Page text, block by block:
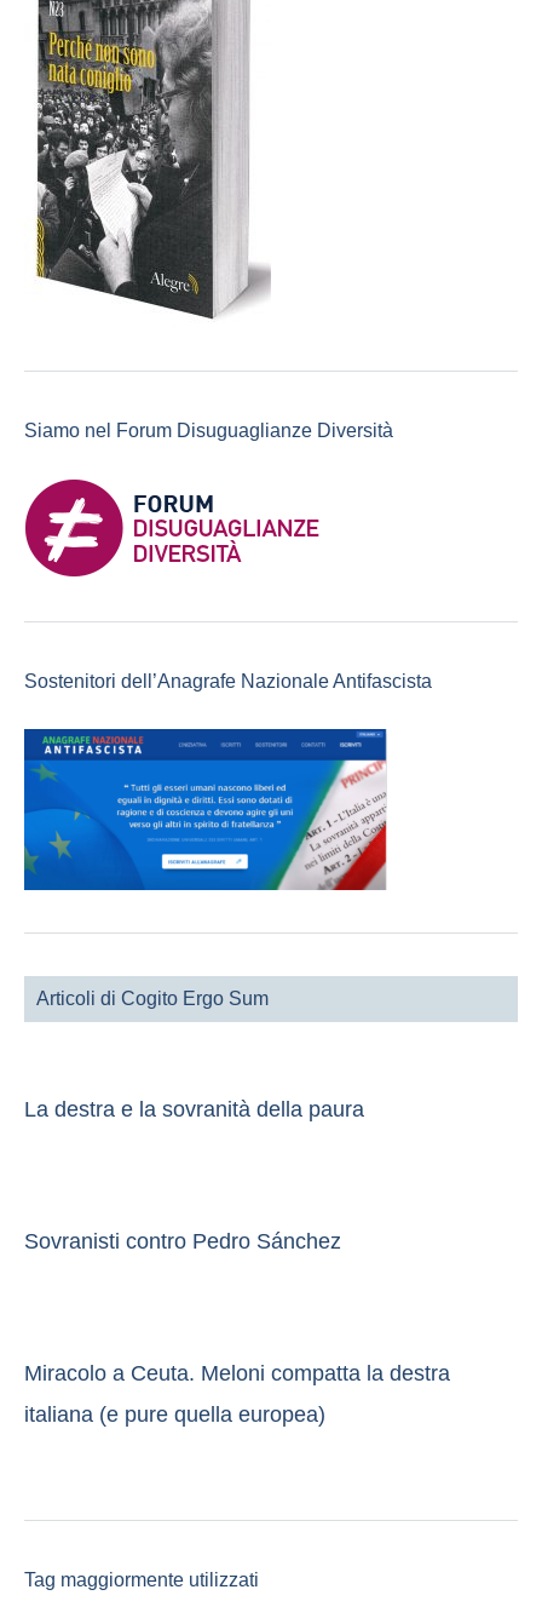
Siamo nel Forum Disuguaglianze Diversità
Sostenitori dell’Anagrafe Nazionale Antifascista
Articoli di Cogito Ergo Sum
La destra e la sovranità della paura
Sovranisti contro Pedro Sánchez
Miracolo a Ceuta. Meloni compatta la destra
italiana (e pure quella europea)
Tag maggiormente utilizzati